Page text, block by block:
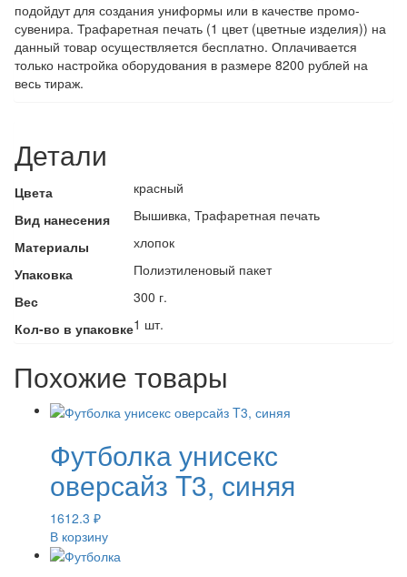
подойдут для создания униформы или в качестве промо-
сувенира. Трафаретная печать (1 цвет (цветные изделия)) на
данный товар осуществляется бесплатно. Оплачивается
только настройка оборудования в размере 8200 рублей на
весь тираж.
Детали
Цвета
красный
Вид нанесения
Вышивка, Трафаретная печать
Материалы
хлопок
Упаковка
Полиэтиленовый пакет
Вес
300 г.
Кол-во в упаковке1 шт.
Похожие товары
Футболка унисекс
оверсайз T3, синяя
1612.3 ₽
В корзину